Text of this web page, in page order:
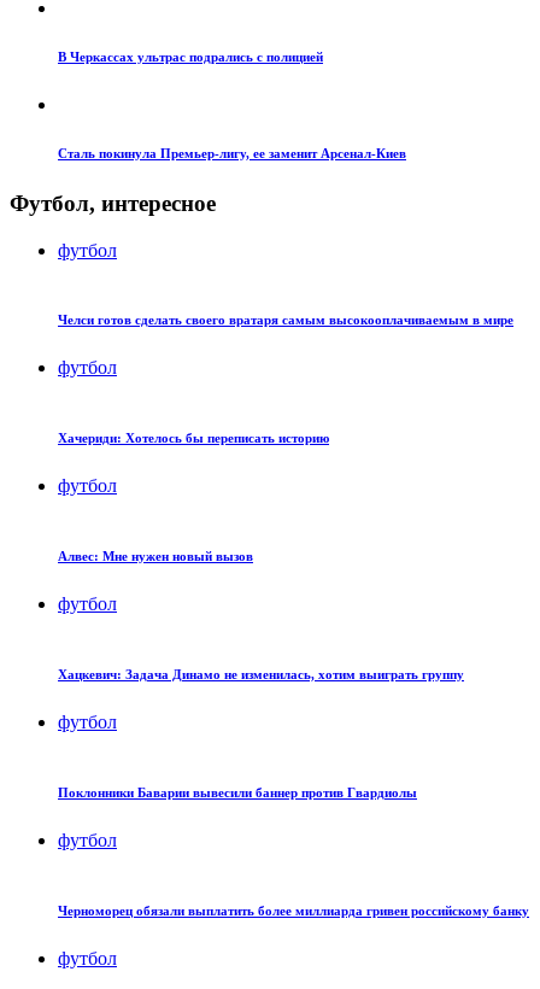
В Черкассах ультрас подрались с полицией
Сталь покинула Премьер-лигу, ее заменит Арсенал-Киев
Футбол, интересное
футбол
Челси готов сделать своего вратаря самым высокооплачиваемым в мире
футбол
Хачериди: Хотелось бы переписать историю
футбол
Алвес: Мне нужен новый вызов
футбол
Хацкевич: Задача Динамо не изменилась, хотим выиграть группу
футбол
Поклонники Баварии вывесили баннер против Гвардиолы
футбол
Черноморец обязали выплатить более миллиарда гривен российскому банку
футбол